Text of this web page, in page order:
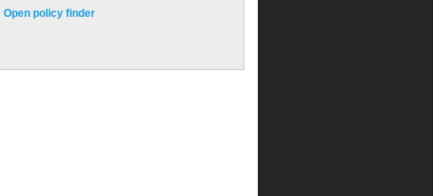
Open policy finder